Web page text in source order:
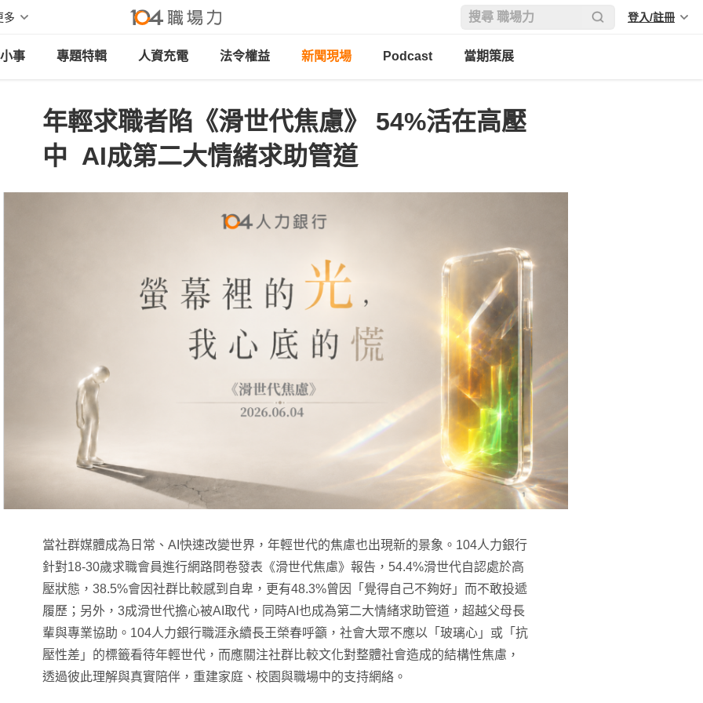
多 登入/註冊
事 專題特輯 人資充電 法令權益 新聞現場 Podcast 當期策展
年輕求職者陷《滑世代焦慮》 54%活在高壓
中 AI成第二大情緒求助管道
當社群媒體成為日常、AI快速改變世界，年輕世代的焦慮也出現新的景象。104人力銀行
針對18-30歲求職會員進行網路問卷發表《滑世代焦慮》報告，54.4%滑世代自認處於高
壓狀態，38.5%會因社群比較感到自卑，更有48.3%曾因「覺得自己不夠好」而不敢投遞
履歷；另外，3成滑世代擔心被AI取代，同時AI也成為第二大情緒求助管道，超越父母長
輩與專業協助。104人力銀行職涯永續長王榮春呼籲，社會大眾不應以「玻璃心」或「抗
壓性差」的標籤看待年輕世代，而應關注社群比較文化對整體社會造成的結構性焦慮，
透過彼此理解與真實陪伴，重建家庭、校園與職場中的支持網絡。